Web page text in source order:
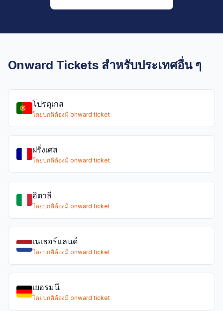
Onward Tickets สำหรับประเทศอื่น ๆ
โปรตุเกส
โดยปกติต้องมี onward ticket
ฝรั่งเศส
โดยปกติต้องมี onward ticket
อิตาลี
โดยปกติต้องมี onward ticket
เนเธอร์แลนด์
โดยปกติต้องมี onward ticket
เยอรมนี
โดยปกติต้องมี onward ticket